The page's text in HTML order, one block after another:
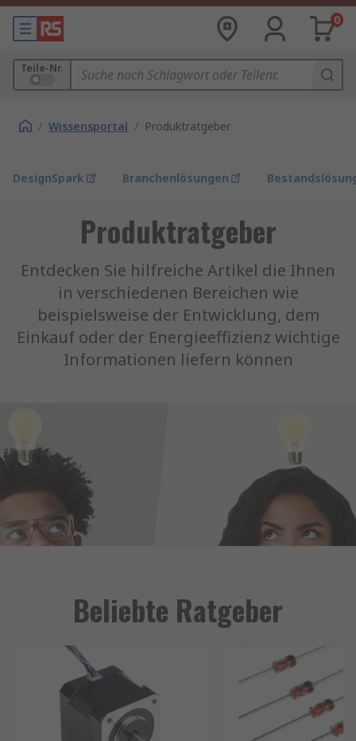
0
Teile-Nr.
/ Wissensportal / Produktratgeber
DesignSpark Branchenlösungen
Produktratgeber
Entdecken Sie hilfreiche Artikel die Ihnen
in verschiedenen Bereichen wie
beispielsweise der Entwicklung, dem
Einkauf oder der Energieeffizienz wichtige
Informationen liefern können
Beliebte Ratgeber